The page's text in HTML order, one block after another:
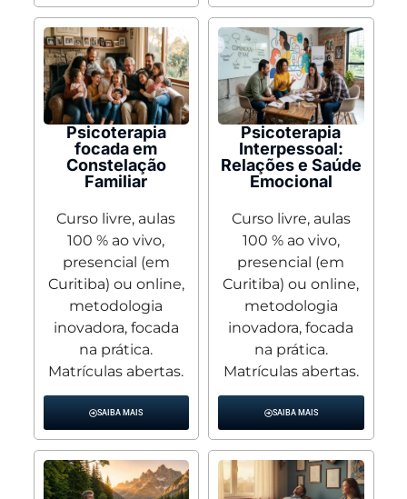
Psicoterapia
focada em
Constelação
Familiar
Curso livre, aulas
100 % ao vivo,
presencial (em
Curitiba) ou online,
metodologia
inovadora, focada
na prática.
Matrículas abertas.
SAIBA MAIS
Psicoterapia
Interpessoal:
Relações e Saúde
Emocional
Curso livre, aulas
100 % ao vivo,
presencial (em
Curitiba) ou online,
metodologia
inovadora, focada
na prática.
Matrículas abertas.
SAIBA MAIS